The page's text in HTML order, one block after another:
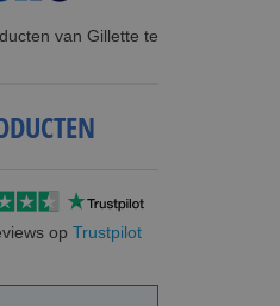
van Gillette te
opTrustpilot